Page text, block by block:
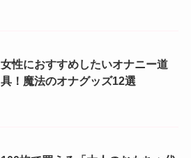
女性におすすめしたいオナニー道
具！魔法のオナグッズ12選